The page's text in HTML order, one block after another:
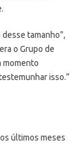
tamanho”,
o Grupo de
momento
isso.”
últimos meses